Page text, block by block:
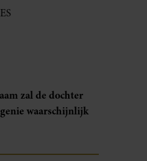
zal de dochter
waarschijnlijk